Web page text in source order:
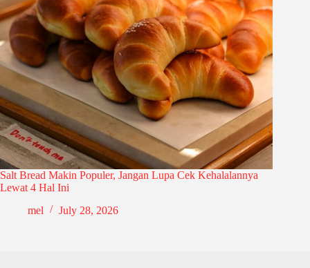
Salt Bread Makin Populer, Jangan Lupa Cek Kehalalannya
Lewat 4 Hal Ini
mel
July 28, 2026